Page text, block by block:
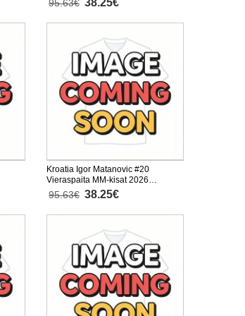
95.63€ 38.25€
Kroatia Igor Matanovic #20
Vieraspaita MM-kisat 2026
Lyhythihainen
95.63€ 38.25€